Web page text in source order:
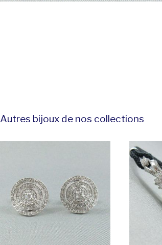
Autres bijoux de nos collections